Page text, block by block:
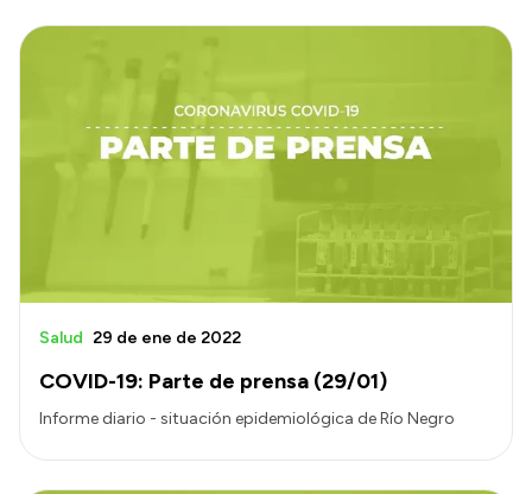
COVID-19: Parte de prensa (29/01)
Salud 29 de ene de 2022
Informe diario - situación epidemiológica de Río Negro